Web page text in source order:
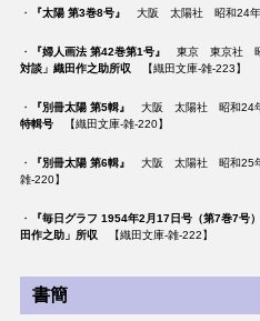
・ 『太陽 第3巻8号』 大阪 太陽社 昭和24年
・ 『婦人画法 第42巻第1号』 東京 東京社
対談」織田作之助所収 【織田文庫-雑-223】
・ 『別冊太陽 第5輯』 大阪 太陽社 昭和24
特輯号【織田文庫-雑-220】
・ 『別冊太陽 第6輯』 大阪 太陽社 昭和25
雑-220】
・ 『毎日グラフ 1954年2月17日号（第7巻7号）
田作之助」所収 【織田文庫-雑-222】
書簡